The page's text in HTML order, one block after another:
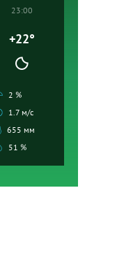
23:00
+22°
2 %
1.7 м/с
655 мм
51 %